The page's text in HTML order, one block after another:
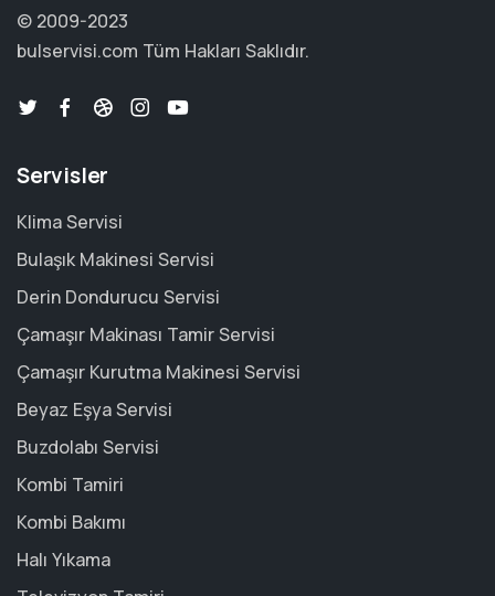
© 2009-2023
bulservisi.com Tüm Hakları Saklıdır.
Servisler
Klima Servisi
Bulaşık Makinesi Servisi
Derin Dondurucu Servisi
Çamaşır Makinası Tamir Servisi
Çamaşır Kurutma Makinesi Servisi
Beyaz Eşya Servisi
Buzdolabı Servisi
Kombi Tamiri
Kombi Bakımı
Halı Yıkama